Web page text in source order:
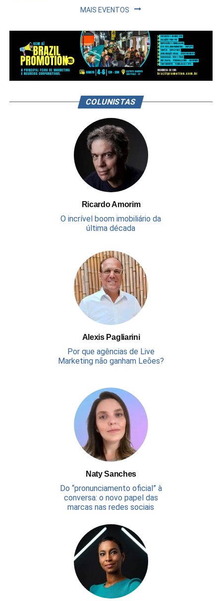
MAIS EVENTOS
COLUNISTAS
Ricardo Amorim
O incrível boom imobiliário da
última década
Alexis Pagliarini
Por que agências de Live
Marketing não ganham Leões?
Naty Sanches
Do “pronunciamento oficial” à
conversa: o novo papel das
marcas nas redes sociais